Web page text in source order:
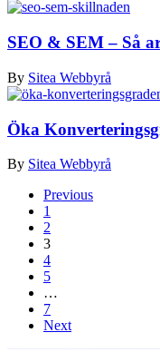
SEO & SEM – Så
By Sitea Webbyrå
Öka
By Sitea Webbyrå
Previous
1
2
3
4
5
…
7
Next